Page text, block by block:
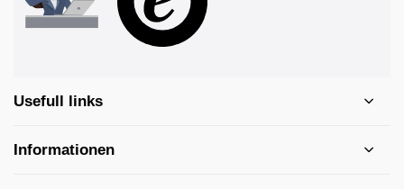
Usefull links
Informationen